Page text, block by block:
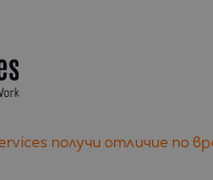
получи отличие по